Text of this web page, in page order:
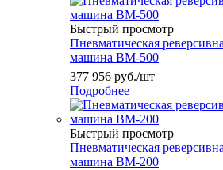
Быстрый просмотр
Пневматическая
машина ВМ-500
377 956 руб./шт
Подробнее
Быстрый просмотр
Пневматическая
машина ВМ-200